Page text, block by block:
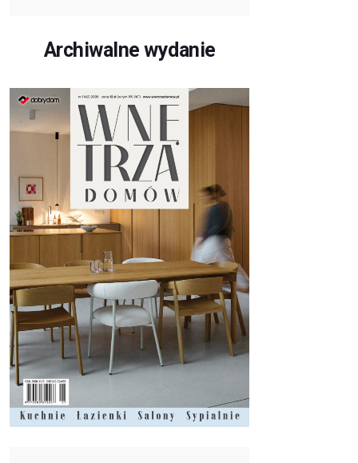
Archiwalne wydanie